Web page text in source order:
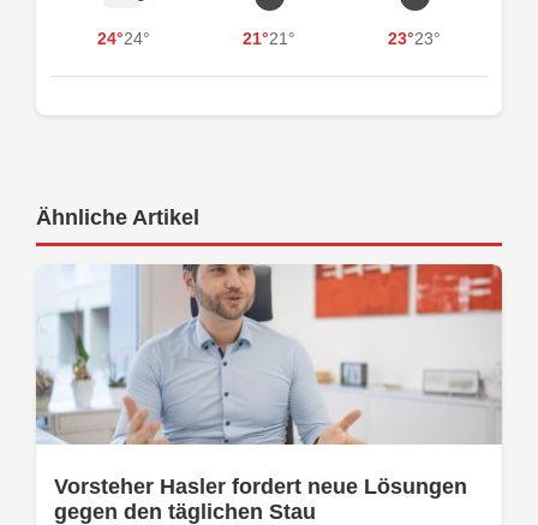
24°24° 21°21° 23°23°
Ähnliche Artikel
Vorsteher Hasler fordert neue Lösungen
gegen den täglichen Stau